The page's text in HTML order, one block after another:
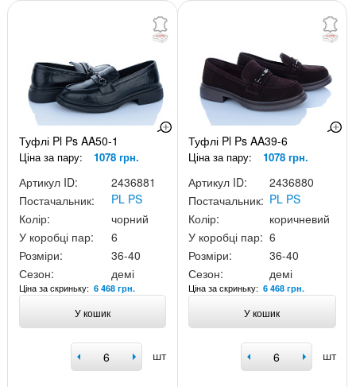
Туфлі Pl Ps AA50-1
Ціна за пару: 1078 грн.
Артикул ID:
2436881
Постачальник:
PL PS
Колір:
чорний
У коробці пар:
6
Розміри:
36-40
Сезон:
демі
Ціна за скриньку: 6 468 грн.
У кошик
шт
Туфлі Pl Ps AA39-6
Ціна за пару: 1078 грн.
Артикул ID:
2436880
Постачальник: PL PS
Колір:
коричневий
У коробці пар: 6
Розміри:
36-40
Сезон:
демі
Ціна за скриньку:6 468 грн.
У кошик
шт